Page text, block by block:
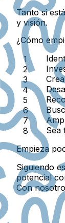
Tanto si
y visión.
¿Cómo
Sea
Empieza
Siguiendo
potencial
Con